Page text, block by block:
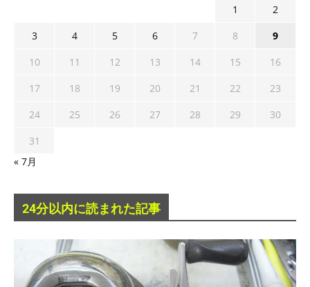
1
2
3
4 5 6 7 8
9
10
11 12 13 14 15
16
17
18 19 20 21 22
23
24
25 26 27 28 29
30
31
« 7月
24分以内に読まれた記事